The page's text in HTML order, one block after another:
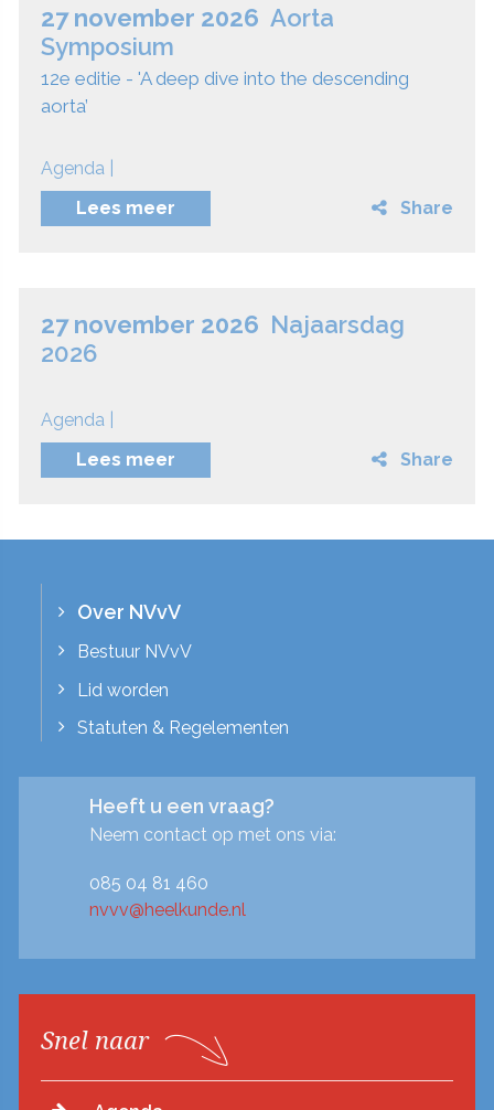
27 november 2026 Aorta
Symposium
12e editie - 'A deep dive into the descending
aorta’
Agenda |
Lees meer
Share
27 november 2026 Najaarsdag
2026
Agenda |
Lees meer
Share
Over NVvV
Bestuur NVvV
Lid worden
Statuten & Regelementen
Heeft u een vraag?
Neem contact op met ons via:
085 04 81 460
nvvv@heelkunde.nl
Snel naar